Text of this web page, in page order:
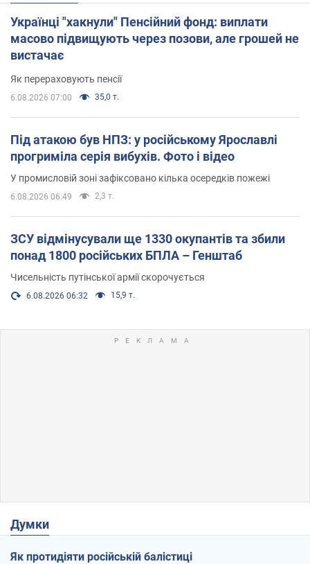
Українці "хакнули" Пенсійний фонд: виплати
масово підвищують через позови, але грошей не
вистачає
Як перераховують пенсії
6.08.2026 07:00 35,0 т.
Під атакою був НПЗ: у російському Ярославлі
прогриміла серія вибухів. Фото і відео
У промисловій зоні зафіксовано кілька осередків пожежі
6.08.2026 06:49 2,3 т.
ЗСУ відмінусували ще 1330 окупантів та збили
понад 1800 російських БПЛА – Генштаб
Чисельність путінської армії скорочується
6.08.2026 06:32 15,9 т.
Думки
Як протидіяти російській балістиці